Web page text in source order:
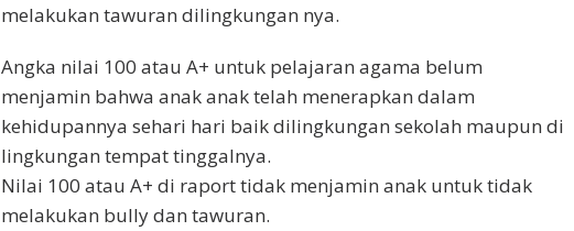
melakukan tawuran dilingkungan nya.
Angka nilai 100 atau A+ untuk pelajaran agama belum
menjamin bahwa anak anak telah menerapkan dalam
kehidupannya sehari hari baik dilingkungan sekolah maupun di
lingkungan tempat tinggalnya.
Nilai 100 atau A+ di raport tidak menjamin anak untuk tidak
melakukan bully dan tawuran.